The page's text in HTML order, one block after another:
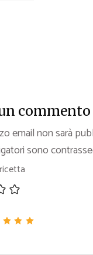
commento
email non sarà
sono